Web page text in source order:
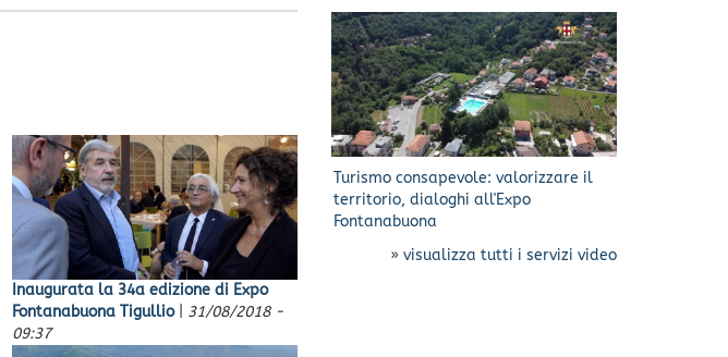
Inaugurata la 34a edizione di Expo
Fontanabuona Tigullio
31/08/2018 -
09:37
Turismo consapevole: valorizzare il
territorio, dialoghi all'Expo
Fontanabuona
» visualizza tutti i servizi video